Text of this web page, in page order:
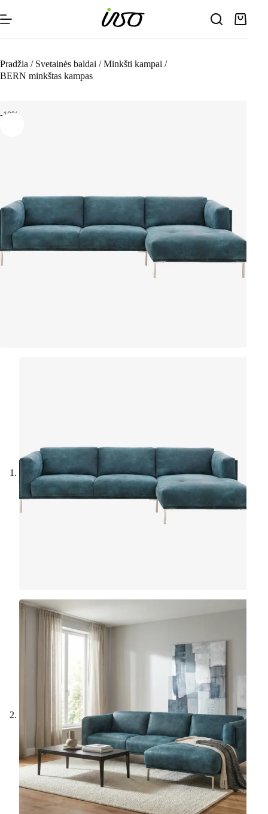
to
content
Pradžia / Svetainės baldai / Minkšti kampai /
BERN minkštas kampas
-10%